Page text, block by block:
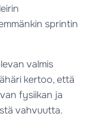
sprintin
valmis
kertoo, että
fysiikan ja
vahvuutta.